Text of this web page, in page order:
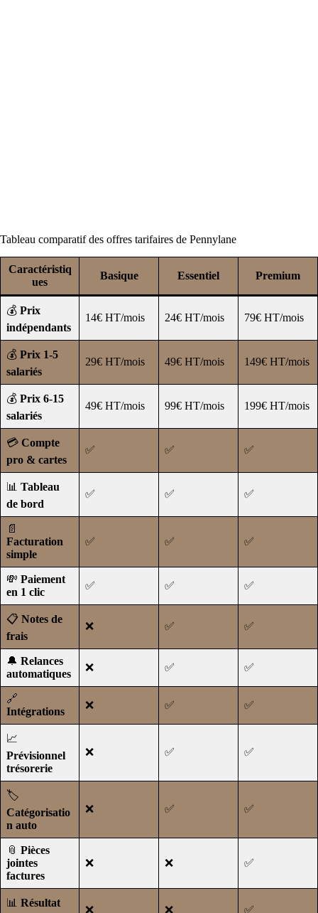
Tableau comparatif des offres tarifaires de Pennylane
Caractéristiq
ues
Basique Essentiel Premium
💰 Prix
indépendants
14€ HT/mois 24€ HT/mois 79€ HT/mois
💰 Prix 1-5
salariés
29€ HT/mois 49€ HT/mois 149€ HT/mois
💰 Prix 6-15
salariés
49€ HT/mois 99€ HT/mois 199€ HT/mois
💳 Compte
pro & cartes
✅ ✅ ✅
📊 Tableau
de bord
✅ ✅ ✅
📄
Facturation
simple
✅ ✅ ✅
💸 Paiement
en 1 clic
✅ ✅ ✅
📋 Notes de
frais
❌ ✅ ✅
🔔 Relances
automatiques
❌ ✅ ✅
🔗
Intégrations
❌ ✅ ✅
📈
Prévisionnel
trésorerie
❌ ✅ ✅
🏷️
Catégorisatio
n auto
❌ ✅ ✅
📎 Pièces
jointes
factures
❌ ❌ ✅
📊 Résultat
❌ ❌ ✅